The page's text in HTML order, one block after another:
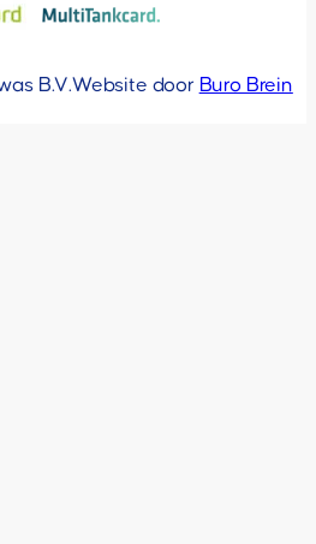
B.V.Website door Buro Brein